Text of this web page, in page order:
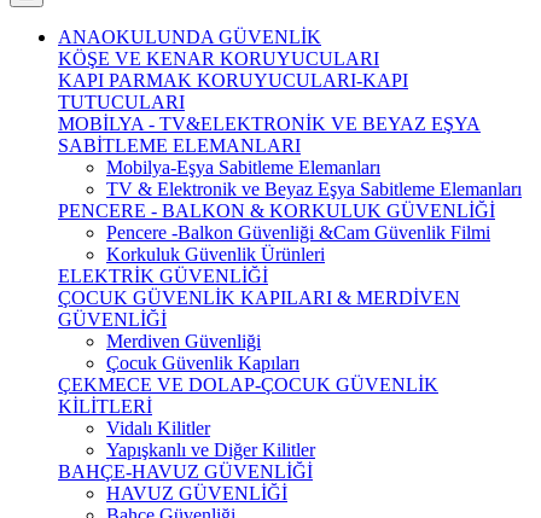
ANAOKULUNDA GÜVENLİK
KÖŞE VE KENAR KORUYUCULARI
KAPI PARMAK KORUYUCULARI-KAPI
TUTUCULARI
MOBİLYA - TV&ELEKTRONİK VE BEYAZ EŞYA
SABİTLEME ELEMANLARI
Mobilya-Eşya Sabitleme Elemanları
TV & Elektronik ve Beyaz Eşya Sabitleme Elemanları
PENCERE - BALKON & KORKULUK GÜVENLİĞİ
Pencere -Balkon Güvenliği &Cam Güvenlik Filmi
Korkuluk Güvenlik Ürünleri
ELEKTRİK GÜVENLİĞİ
ÇOCUK GÜVENLİK KAPILARI & MERDİVEN
GÜVENLİĞİ
Merdiven Güvenliği
Çocuk Güvenlik Kapıları
ÇEKMECE VE DOLAP-ÇOCUK GÜVENLİK
KİLİTLERİ
Vidalı Kilitler
Yapışkanlı ve Diğer Kilitler
BAHÇE-HAVUZ GÜVENLİĞİ
HAVUZ GÜVENLİĞİ